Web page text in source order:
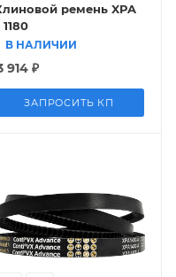
ремень XPA
1180
В НАЛИЧИИ
914 ₽
ЗАПРОСИТЬ КП